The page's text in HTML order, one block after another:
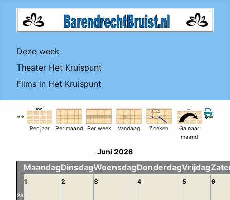
Deze week
Theater Het Kruispunt
Films in Het Kruispunt
Per jaar Per maand Per week Vandaag Zoeken
Ga naar
maand
Juni 2026
MaandagDinsdagWoensdagDonderdagVrijdag
23
1 2 3 4 5 6